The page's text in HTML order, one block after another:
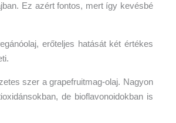
Ez azért fontos, mert így kevésbé
erőteljes hatását két értékes
szer a grapefruitmag-olaj. Nagyon
de bioflavonoidokban is